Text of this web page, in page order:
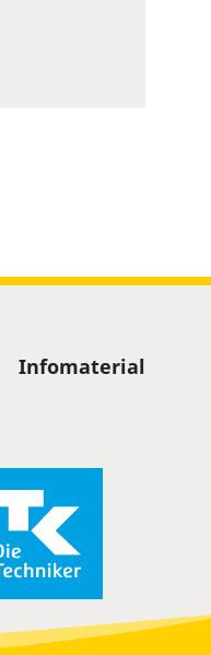
Infomaterial